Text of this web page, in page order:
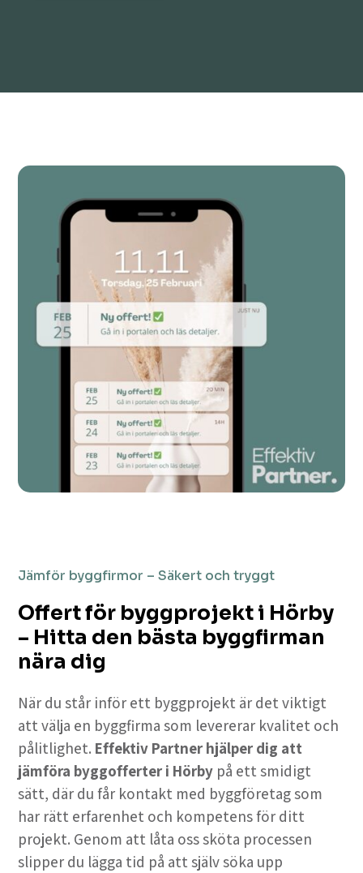
Jämför byggfirmor – Säkert och tryggt
Offert för byggprojekt i Hörby
– Hitta den bästa byggfirman
nära dig
När du står inför ett byggprojekt är det viktigt
att välja en byggfirma som levererar kvalitet och
pålitlighet. Effektiv Partner hjälper dig att
jämföra byggofferter i Hörby på ett smidigt
sätt, där du får kontakt med byggföretag som
har rätt erfarenhet och kompetens för ditt
projekt. Genom att låta oss sköta processen
slipper du lägga tid på att själv söka upp